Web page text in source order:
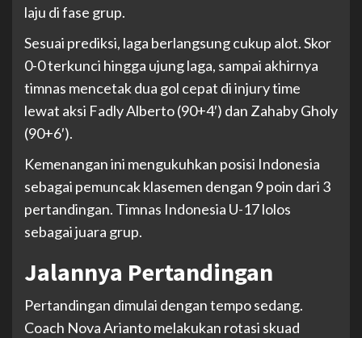
laju di fase grup.
Sesuai prediksi, laga berlangsung cukup alot. Skor
0-0 terkunci hingga ujung laga, sampai akhirnya
timnas mencetak dua gol cepat di injury time
lewat aksi Fadly Alberto (90+4′) dan Zahaby Gholy
(90+6′).
Kemenangan ini mengukuhkan posisi Indonesia
sebagai pemuncak klasemen dengan 9 poin dari 3
pertandingan. Timnas Indonesia U-17 lolos
sebagai juara grup.
Jalannya Pertandingan
Pertandingan dimulai dengan tempo sedang.
Coach Nova Arianto melakukan rotasi skuad